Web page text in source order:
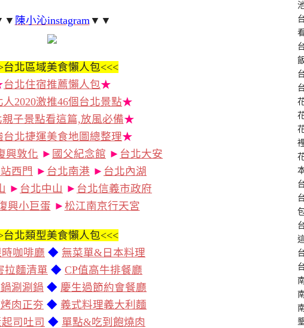
陳小沁instagram ▼▼
台北區域美食懶人包<<<
台北住宿推薦懶人包★
人2020激推46個台北景點★
親子景點看這篇,放風必備★
台北捷運美食地圖總整理★
興敦化 ► 國父紀念館 ► 台北大安
西門 ► 台北南港 ► 台北內湖
► 台北中山 ► 台北信義市政府
興小巨蛋 ► 松江南京行天宮
台北類型美食懶人包<<<
咖啡廳 ◆ 無菜單&日本料理
拉麵清單 ◆ CP值高牛排餐廳
涮涮鍋 ◆ 慶生過節約會餐廳
肉正夯 ◆ 義式料理義大利麵
司吐司 ◆ 單點&吃到飽燒肉